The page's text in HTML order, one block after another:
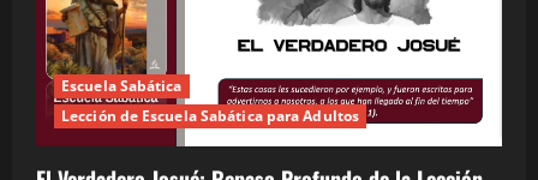
Escuela Sabática
Lección de Escuela Sabática para Adultos